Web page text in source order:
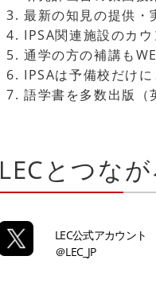
最新の知見の提供・
IPSA関連施設のカ
通学の方の補講も
IPSAは予備校だけ
語学書を多数出版（
LECとつな
LEC公式アカウント
＠LEC_JP